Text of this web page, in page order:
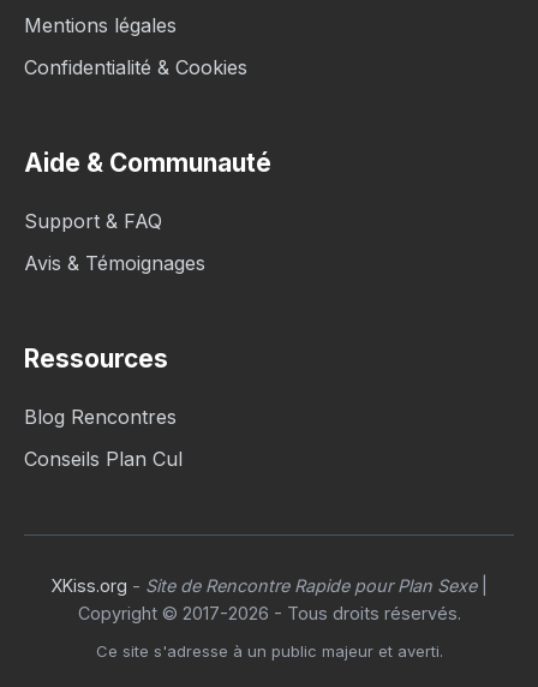
Mentions légales
Confidentialité & Cookies
Aide & Communauté
Support & FAQ
Avis & Témoignages
Ressources
Blog Rencontres
Conseils Plan Cul
XKiss.org - Site de Rencontre Rapide pour Plan Sexe|
Copyright © 2017-2026 - Tous droits réservés.
Ce site s'adresse à un public majeur et averti.